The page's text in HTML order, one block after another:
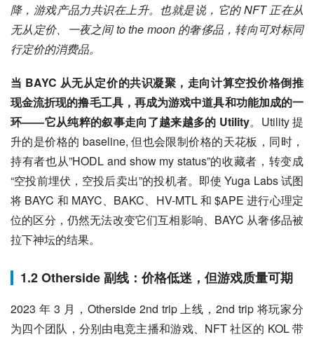
降，游戏产品力共识在上升。也就是说，它的 NFT 正在从
无从定价、一夜之间 to the moon 的奢侈品，转向可对标同
行定价的消费品。
当 BAYC 从无从定价的共识凝聚，走向计算空投价格倒推
现金流折现的撸毛工具，再成为游戏中道具和功能加成的一
环——它从纯粹的叙事走向了越来越多的 Utility。Utility 提
升的是价格的 baseline, 但也会限制价格的天花板，同时，
持有者也从”HODL and show my status”的收藏者，转变成
“空投前埋伏，空投后卖出”的投机者。即使 Yuga Labs 试图
将 BAYC 和 MAYC、BAKC、HV-MTL 和 $APE 进行心理定
位的区分，仍然无法改变它们互相影响、BAYC 从奢侈品被
拉下神坛的结果。
1.2 Otherside 副线：价格低迷，但游戏质量可期
2023 年 3 月，Otherside 2nd trip 上线，2nd trip 将玩家分
为四个团队，分别由电竞主播和游戏、NFT 社区的 KOL 带